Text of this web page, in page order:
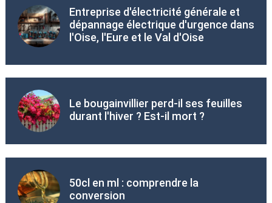
Entreprise d'électricité générale et
dépannage électrique d'urgence dans
l'Oise, l'Eure et le Val d'Oise
Le bougainvillier perd-il ses feuilles
durant l'hiver ? Est-il mort ?
50cl en ml : comprendre la
conversion